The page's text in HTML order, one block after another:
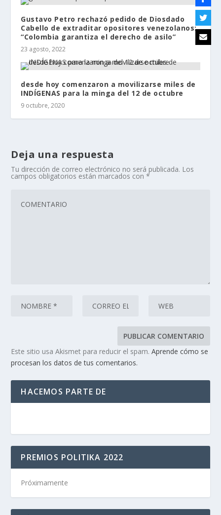
Gustavo Petro rechazó pedido de Diosdado
Cabello de extraditar opositores venezolanos:
“Colombia garantiza el derecho de asilo”
23 agosto, 2022
desde hoy comenzaron a movilizarse miles de
INDÍGENAS para la minga del 12 de octubre
9 octubre, 2020
Deja una respuesta
Tu dirección de correo electrónico no será publicada. Los
campos obligatorios están marcados con*
Este sitio usa Akismet para reducir el spam.Aprende cómo se
procesan los datos de tus comentarios.
HACEMOS PARTE DE
PREMIOS POLITIKA 2022
Próximamente